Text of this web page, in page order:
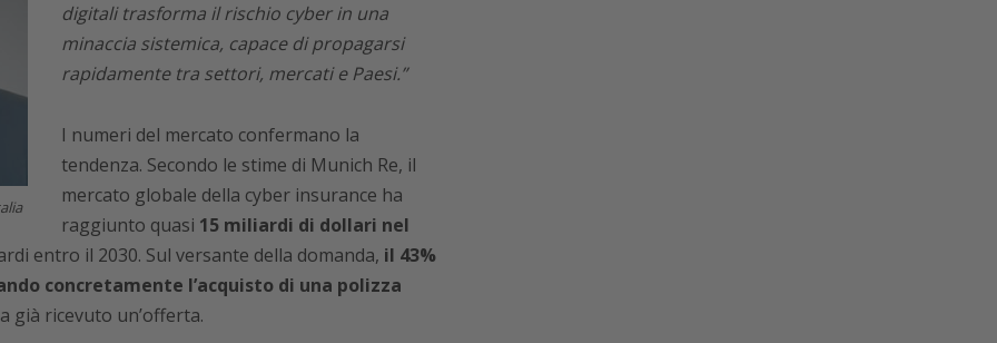
digitali trasforma il rischio cyber in una
minaccia sistemica, capace di propagarsi
rapidamente tra settori, mercati e Paesi.”
I numeri del mercato confermano la
tendenza. Secondo le stime di Munich Re, il
mercato globale della cyber insurance ha
raggiunto quasi 15 miliardi di dollari nel
entro il 2030. Sul versante della domanda, il 43%
concretamente l’acquisto di una polizza
già ricevuto un’offerta.